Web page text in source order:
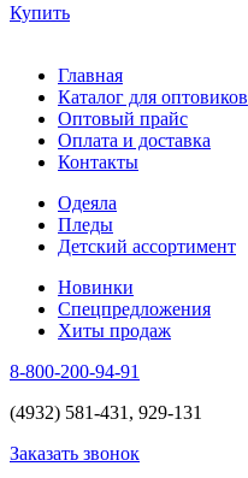
Купить
Главная
Каталог для оптовиков
Оптовый прайс
Оплата и доставка
Контакты
Одеяла
Пледы
Детский ассортимент
Новинки
Спецпредложения
Хиты продаж
8-800-200-94-91
(4932) 581-431, 929-131
Заказать звонок